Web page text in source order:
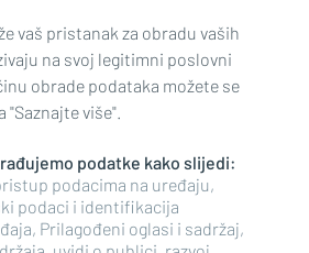
vaš pristanak za obradu vaših
na svoj legitimni poslovni
obrade podataka možete se
više".
podatke kako slijedi:
podacima na uređaju,
podaci i identifikacija
Prilagođeni oglasi i sadržaj,